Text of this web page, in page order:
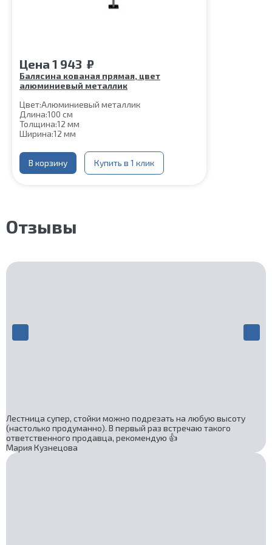
Цена 1 943 ₽
Балясина кованая прямая, цвет
алюминиевый металлик
Цвет:Алюминиевый металлик
Длина:100 см
Толщина:12 мм
Ширина:12 мм
Шпилька:М8
Верхнее
коромысло:
Цвет алюминиевый
металлик
В корзину Купить в 1 клик
Отзывы
Лестница супер, стойки можно подрезать на любую высоту
(настолько продуманно). В первый раз встречаю такого
ответственного продавца, рекомендую 👍
Мария Кузнецова